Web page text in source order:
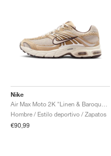
Nike
Hombre / Estilo deportivo / Zapatos
€90,99